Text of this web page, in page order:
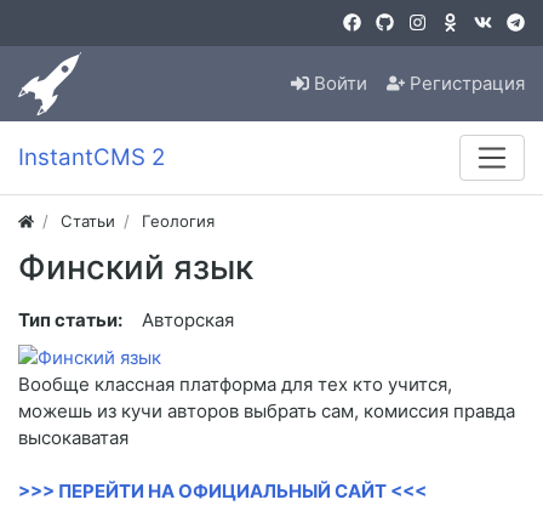
Войти Регистрация
InstantCMS 2
Статьи Геология
Финский язык
Тип статьи: Авторская
Вообще классная платформа для тех кто учится,
можешь из кучи авторов выбрать сам, комиссия правда
высокаватая
>>> ПЕРЕЙТИ НА ОФИЦИАЛЬНЫЙ САЙТ <<<